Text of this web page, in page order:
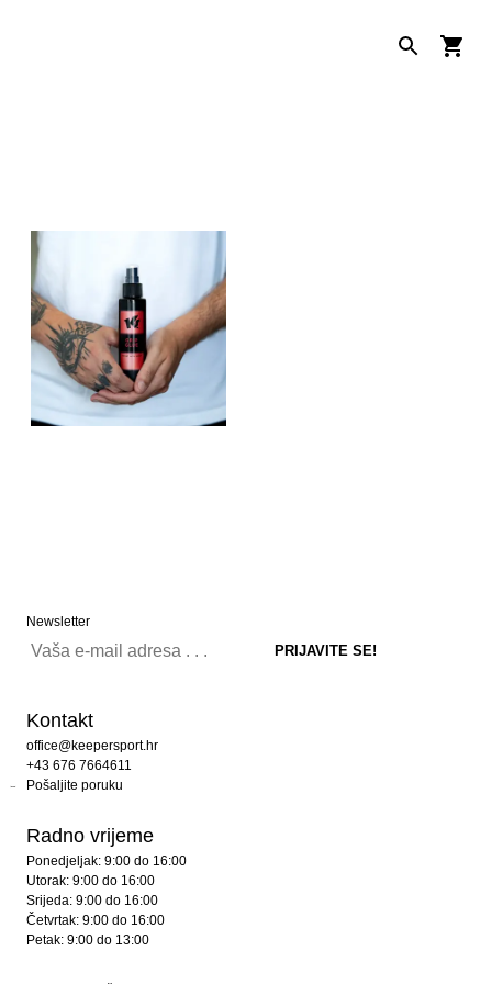
Newsletter
Kontakt
office@keepersport.hr
+43 676 7664611
Pošaljite poruku
Radno vrijeme
Ponedjeljak: 9:00 do 16:00
Utorak: 9:00 do 16:00
Srijeda: 9:00 do 16:00
Četvrtak: 9:00 do 16:00
Petak: 9:00 do 13:00